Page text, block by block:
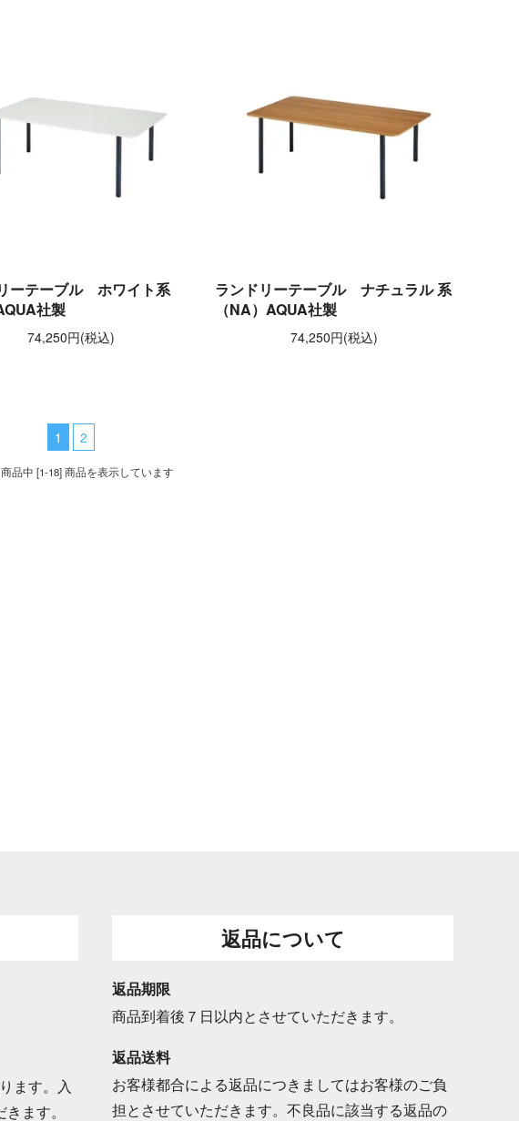
ーテーブル ホワイト系
社製
74,250円(税込)
ランドリーテーブル ナチュラル 系
（NA）AQUA社製
74,250円(税込)
1 2
品中 [1-18] 商品を表示しています
ます。入
ます。
返品について
返品期限
商品到着後７日以内とさせていただきます。
返品送料
お客様都合による返品につきましてはお客様のご負
担とさせていただきます。不良品に該当する返品の